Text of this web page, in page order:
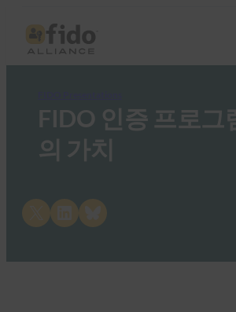
FIDO 인증 프로그
의 가치
Share on LinkedInShare on Bluesky